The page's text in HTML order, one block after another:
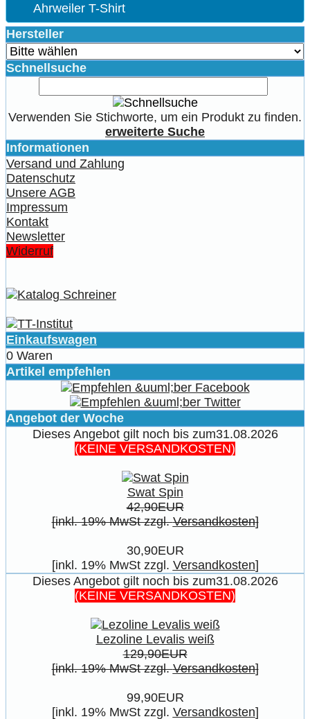
Ahrweiler T-Shirt
Hersteller
Schnellsuche
Verwenden Sie Stichworte, um ein Produkt zu finden.
erweiterte Suche
Informationen
Versand und Zahlung
Datenschutz
Unsere AGB
Impressum
Kontakt
Newsletter
Widerruf
Einkaufswagen
0 Waren
Artikel empfehlen
Angebot der Woche
Dieses Angebot gilt noch bis zum31.08.2026
(KEINE VERSANDKOSTEN)
Swat Spin
42,90EUR
[inkl. 19% MwSt zzgl.Versandkosten]
30,90EUR
[inkl. 19% MwSt zzgl. Versandkosten]
Dieses Angebot gilt noch bis zum31.08.2026
(KEINE VERSANDKOSTEN)
Lezoline Levalis weiß
129,90EUR
[inkl. 19% MwSt zzgl.Versandkosten]
99,90EUR
[inkl. 19% MwSt zzgl. Versandkosten]